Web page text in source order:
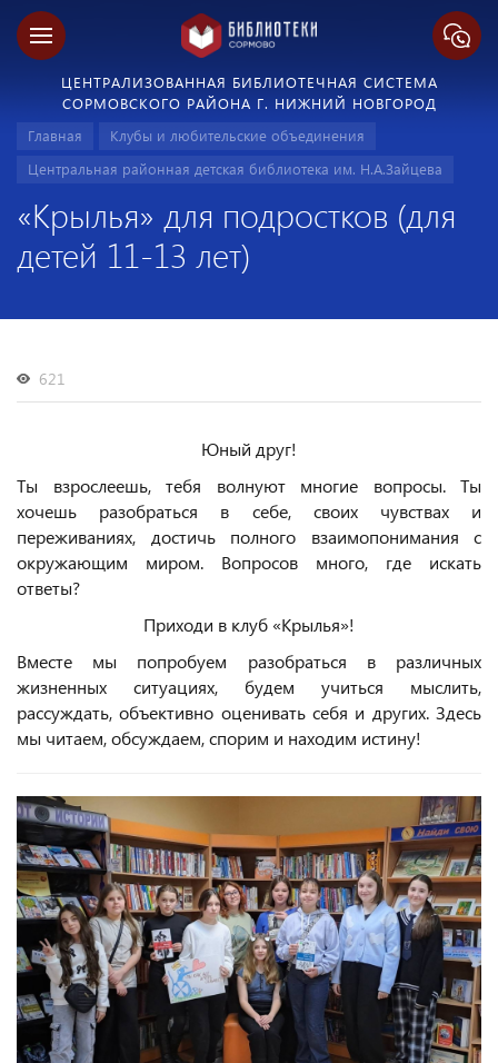
ЦЕНТРАЛИЗОВАННАЯ БИБЛИОТЕЧНАЯ СИСТЕМА
СОРМОВСКОГО РАЙОНА Г. НИЖНИЙ НОВГОРОД
Главная
Клубы и любительские объединения
Центральная районная детская библиотека им. Н.А.Зайцева
«Крылья» для подростков (для
детей 11-13 лет)
621
Юный друг!
Ты взрослеешь, тебя волнуют многие вопросы. Ты
хочешь разобраться в себе, своих чувствах и
переживаниях, достичь полного взаимопонимания с
окружающим миром. Вопросов много, где искать
ответы?
Приходи в клуб «Крылья»!
Вместе мы попробуем разобраться в различных
жизненных ситуациях, будем учиться мыслить,
рассуждать, объективно оценивать себя и других. Здесь
мы читаем, обсуждаем, спорим и находим истину!